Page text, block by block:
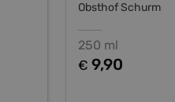
Obsthof Schurm
250 ml
€ 9,90